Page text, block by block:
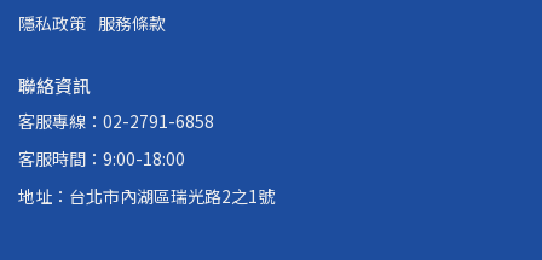
隱私政策 服務條款
聯絡資訊
客服專線：02-2791-6858
客服時間：9:00-18:00
地址：台北市內湖區瑞光路2之1號